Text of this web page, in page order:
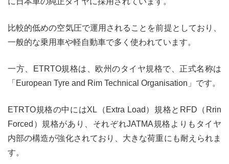
比較的低めの空気圧で運用されることを前提としており、
一般的な乗用車や軽自動車で多く使われています。
一方、ETRTO規格は、欧州のタイヤ規格で、正式名称は
「European Tyre and Rim Technical Organisation」です。
ETRTO規格の中にはXL（Extra Load）規格とRFD（Rrin
Forced）規格があり、それぞれJATMA規格よりもタイヤ
内部の構造が強化されており、大きな荷重にも耐えられま
す。